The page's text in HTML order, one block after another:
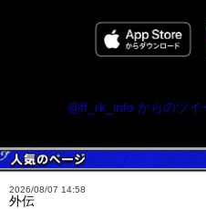
@ff_rk_info からのツイ
2026/08/07 14:58
外伝